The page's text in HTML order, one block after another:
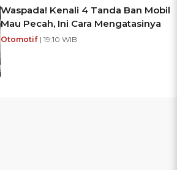
Waspada! Kenali 4 Tanda Ban Mobil
Mau Pecah, Ini Cara Mengatasinya
Otomotif | 19:10 WIB